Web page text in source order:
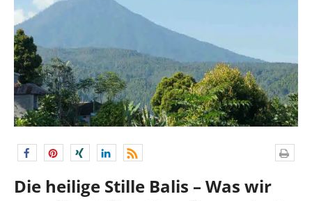
Die heilige Stille Balis – Was wir